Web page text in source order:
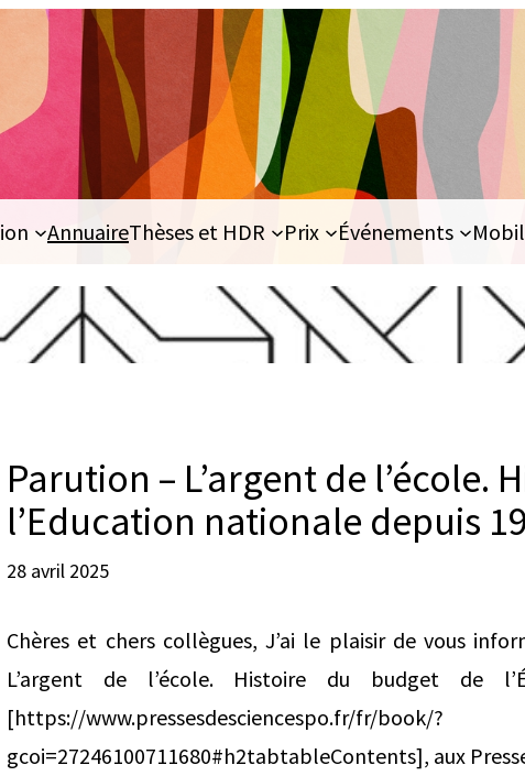
AnnuaireThèses et HDR Prix Événements
Parution – L’argent de l’école.
l’Education nationale depuis
28 avril 2025
Chères et chers collègues, J’ai le plaisir de vous
L’argent de l’école. Histoire du budget de
[https://www.pressesdesciencespo.fr/fr/book/?
gcoi=27246100711680#h2tabtableContents], aux